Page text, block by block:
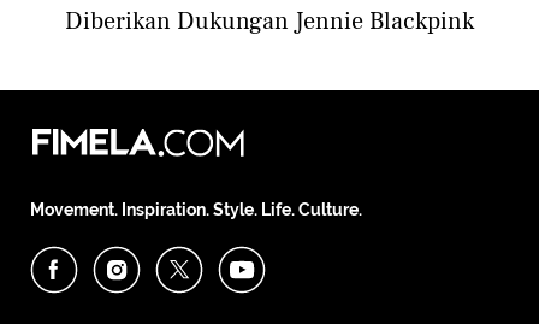
Diberikan Dukungan Jennie Blackpink
Movement. Inspiration. Style. Life. Culture.